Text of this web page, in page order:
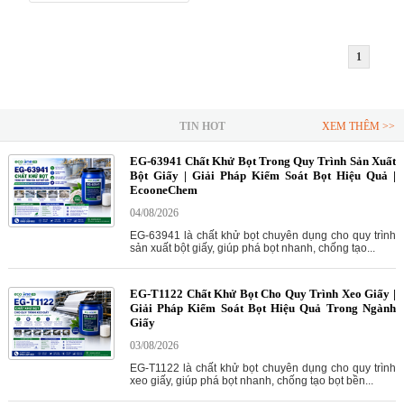
1
TIN HOT XEM THÊM >>
EG-63941 Chất Khử Bọt Trong Quy Trình Sản Xuất
Bột Giấy | Giải Pháp Kiểm Soát Bọt Hiệu Quả |
EcooneChem
04/08/2026
EG-63941 là chất khử bọt chuyên dụng cho quy trình
sản xuất bột giấy, giúp phá bọt nhanh, chống tạo...
EG-T1122 Chất Khử Bọt Cho Quy Trình Xeo Giấy |
Giải Pháp Kiểm Soát Bọt Hiệu Quả Trong Ngành
Giấy
03/08/2026
EG-T1122 là chất khử bọt chuyên dụng cho quy trình
xeo giấy, giúp phá bọt nhanh, chống tạo bọt bền...